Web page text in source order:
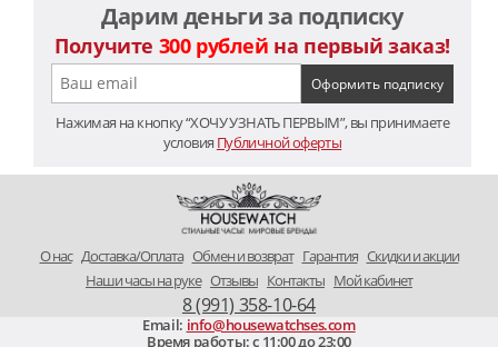
Дарим деньги за подписку
Получите 300 рублей на первый заказ!
Нажимая на кнопку “ХОЧУ УЗНАТЬ ПЕРВЫМ”, вы принимаете
условия Публичной оферты
O нас Доставка/Оплата Обмен и возврат Гарантия Скидки и акции
Наши часы на руке Отзывы Контакты Мой кабинет
8 (991) 358-10-64
Email: info@housewatchses.com
Время работы: c 11:00 до 23:00